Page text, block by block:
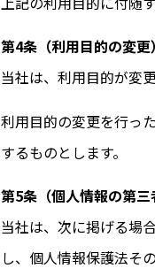
第4条（利用目的の変更）
当社は、利用目的が変
利用目的の変更を行っ
するものとします。
第5条（個人情報の第三
当社は、次に掲げる場
し、個人情報保護法そ